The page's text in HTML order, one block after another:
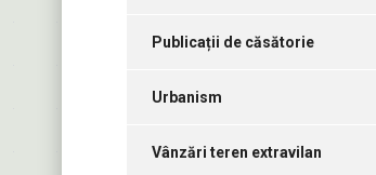
Publicații de căsătorie
Urbanism
Vânzări teren extravilan